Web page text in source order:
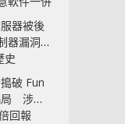
器被後
器漏洞部
史
破 Fun
局 涉款
回報